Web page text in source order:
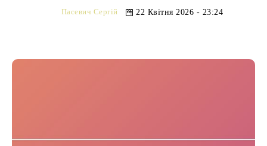
Пасевич Сергій 22 Квітня 2026 - 23:24